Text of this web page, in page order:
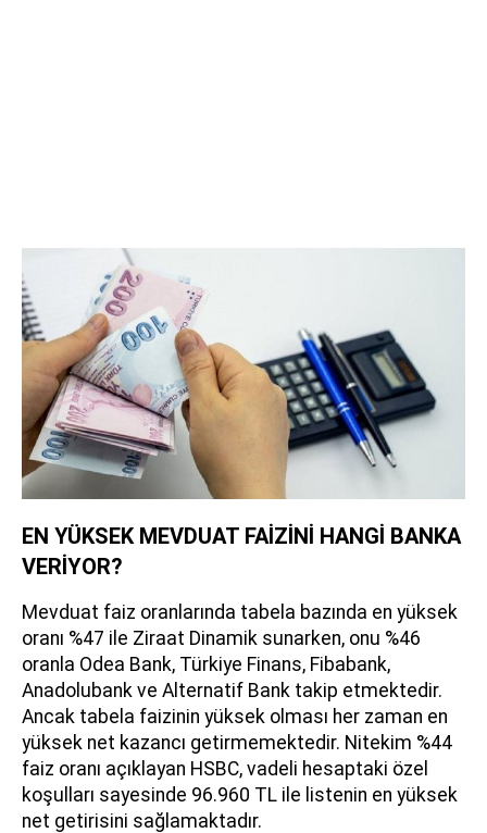
EN YÜKSEK MEVDUAT FAİZİNİ HANGİ BANKA
VERİYOR?
Mevduat faiz oranlarında tabela bazında en yüksek
oranı %47 ile Ziraat Dinamik sunarken, onu %46
oranla Odea Bank, Türkiye Finans, Fibabank,
Anadolubank ve Alternatif Bank takip etmektedir.
Ancak tabela faizinin yüksek olması her zaman en
yüksek net kazancı getirmemektedir. Nitekim %44
faiz oranı açıklayan HSBC, vadeli hesaptaki özel
koşulları sayesinde 96.960 TL ile listenin en yüksek
net getirisini sağlamaktadır.